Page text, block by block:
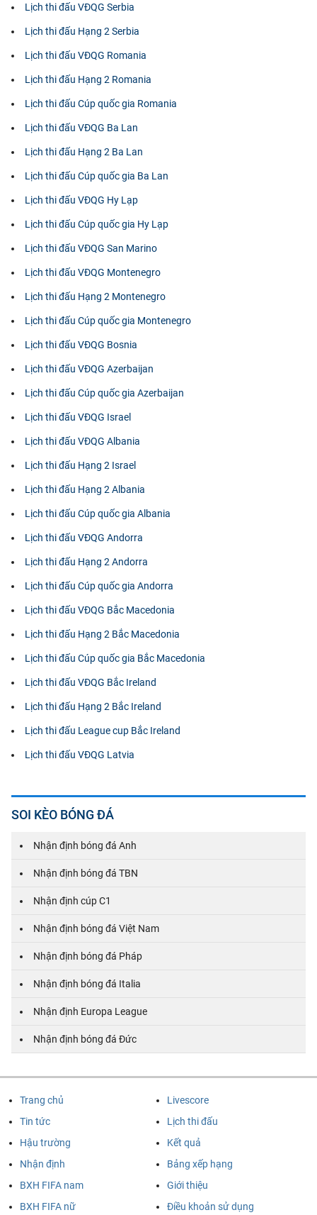
Lịch thi đấu VĐQG Serbia
Lịch thi đấu Hạng 2 Serbia
Lịch thi đấu VĐQG Romania
Lịch thi đấu Hạng 2 Romania
Lịch thi đấu Cúp quốc gia Romania
Lịch thi đấu VĐQG Ba Lan
Lịch thi đấu Hạng 2 Ba Lan
Lịch thi đấu Cúp quốc gia Ba Lan
Lịch thi đấu VĐQG Hy Lạp
Lịch thi đấu Cúp quốc gia Hy Lạp
Lịch thi đấu VĐQG San Marino
Lịch thi đấu VĐQG Montenegro
Lịch thi đấu Hạng 2 Montenegro
Lịch thi đấu Cúp quốc gia Montenegro
Lịch thi đấu VĐQG Bosnia
Lịch thi đấu VĐQG Azerbaijan
Lịch thi đấu Cúp quốc gia Azerbaijan
Lịch thi đấu VĐQG Israel
Lịch thi đấu VĐQG Albania
Lịch thi đấu Hạng 2 Israel
Lịch thi đấu Hạng 2 Albania
Lịch thi đấu Cúp quốc gia Albania
Lịch thi đấu VĐQG Andorra
Lịch thi đấu Hạng 2 Andorra
Lịch thi đấu Cúp quốc gia Andorra
Lịch thi đấu VĐQG Bắc Macedonia
Lịch thi đấu Hạng 2 Bắc Macedonia
Lịch thi đấu Cúp quốc gia Bắc Macedonia
Lịch thi đấu VĐQG Bắc Ireland
Lịch thi đấu Hạng 2 Bắc Ireland
Lịch thi đấu League cup Bắc Ireland
Lịch thi đấu VĐQG Latvia
SOI KÈO BÓNG ĐÁ
Nhận định bóng đá Anh
Nhận định bóng đá TBN
Nhận định cúp C1
Nhận định bóng đá Việt Nam
Nhận định bóng đá Pháp
Nhận định bóng đá Italia
Nhận định Europa League
Nhận định bóng đá Đức
Trang chủ
Tin tức
Hậu trường
Nhận định
Livescore
Lịch thi đấu
Kết quả
Bảng xếp hạng
BXH FIFA nam
BXH FIFA nữ
Giới thiệu
Điều khoản sử dụng